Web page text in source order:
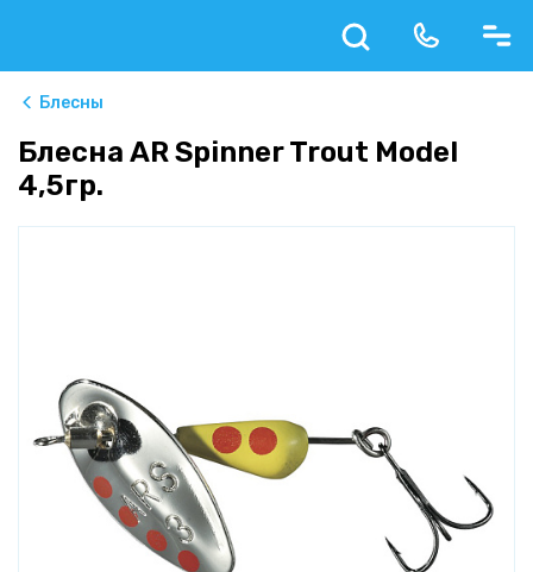
Блесны
Блесна AR Spinner Trout Model
4,5гр.